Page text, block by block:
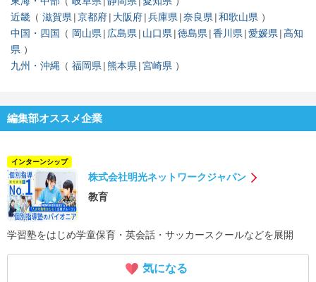
近畿
滋賀県 京都府 大阪府 兵庫県 奈良県 和歌山県
中国・四国
岡山県 広島県 山口県 徳島県 香川県 愛媛県 高知
県
九州・沖縄
福岡県 熊本県 宮崎県
編集部オススメ企業
インターンシップ
株式会社明光ネットワークジャパン
教育
学習塾をはじめ学童保育・英会話・サッカースクールなどを展開
気になる